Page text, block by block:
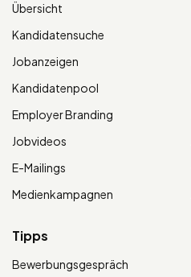
Übersicht
Kandidatensuche
Jobanzeigen
Kandidatenpool
Employer Branding
Jobvideos
E-Mailings
Medienkampagnen
Tipps
Bewerbungsgespräch